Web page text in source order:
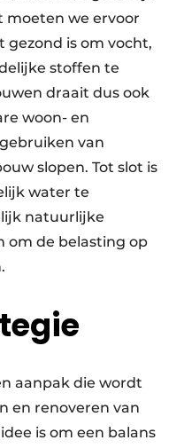
moeten we ervoor
is om vocht,
stoffen te
draait dus ook
woon- en
van
slopen. Tot slot is
water te
natuurlijke
om de belasting op
aanpak die wordt
en renoveren van
is om een balans